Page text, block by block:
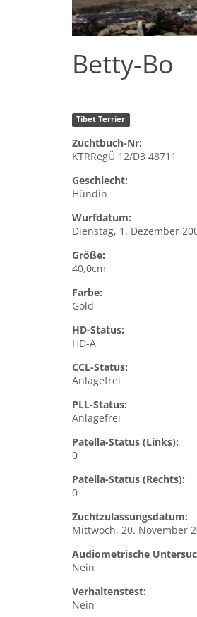
Betty-Bo
Tibet Terrier
Zuchtbuch-Nr:
KTRRegÜ 12/D3 48711
Geschlecht:
Hündin
Wurfdatum:
Dienstag, 1. Dezember
Größe:
40,0cm
Farbe:
Gold
HD-Status:
HD-A
CCL-Status:
Anlagefrei
PLL-Status:
Anlagefrei
Patella-Status (Links):
0
Patella-Status (Rechts):
0
Zuchtzulassungsdatum:
Mittwoch, 20. November
Audiometrische
Nein
Verhaltenstest:
Nein